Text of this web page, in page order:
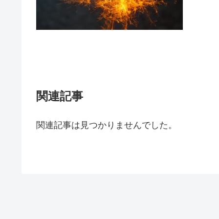
関連記事
関連記事は見つかりませんでした。